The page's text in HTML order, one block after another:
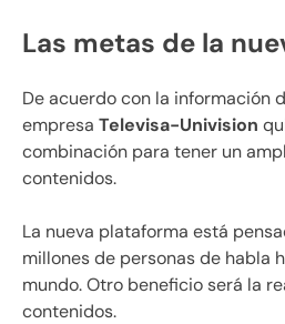
Las metas de la
De acuerdo con la información
empresa Televisa-Univision
combinación para tener un
contenidos.
La nueva plataforma está
millones de personas de habla
mundo. Otro beneficio será la
contenidos.